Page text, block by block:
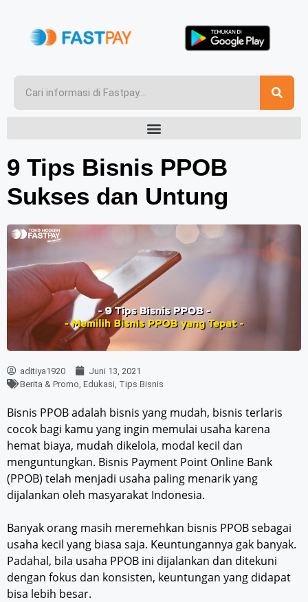
9 Tips Bisnis PPOB
Sukses dan Untung
aditiya1920
Juni 13, 2021
Berita & Promo Edukasi Tips Bisnis
Bisnis PPOB adalah bisnis yang mudah, bisnis terlaris
cocok bagi kamu yang ingin memulai usaha karena
hemat biaya, mudah dikelola, modal kecil dan
menguntungkan. Bisnis Payment Point Online Bank
(PPOB) telah menjadi usaha paling menarik yang
dijalankan oleh masyarakat Indonesia.
Banyak orang masih meremehkan bisnis PPOB sebagai
usaha kecil yang biasa saja. Keuntungannya gak banyak.
Padahal, bila usaha PPOB ini dijalankan dan ditekuni
dengan fokus dan konsisten, keuntungan yang didapat
bisa lebih besar.